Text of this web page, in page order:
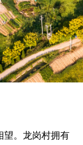
。龙岗村拥有